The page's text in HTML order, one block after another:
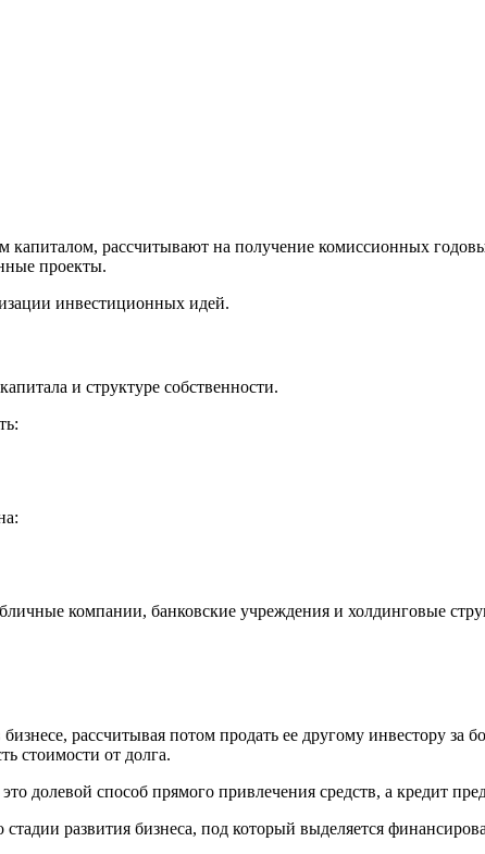
рассчитывают на получение комиссионных
проекты.
инвестиционных идей.
и структуре собственности.
компании, банковские учреждения и холдинговые
рассчитывая потом продать ее другому инвестору за
стоимости от долга.
долевой способ прямого привлечения средств, а кредит
развития бизнеса, под который выделяется